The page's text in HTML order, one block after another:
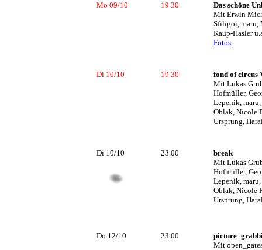
Mo 09/10 19.30
Das schöne
Mit Erwin
Sfiligoi, maru,
Kaup-Hasler
Fotos
Di 10/10 19.30
fond of circus
Mit Lukas
Hofmüller,
Lepenik,
Oblak, Nicole
Ursprung,
Di 10/10 23.00
break
Mit Lukas
Hofmüller,
Lepenik,
Oblak, Nicole
Ursprung,
Do 12/10 23.00
Mit